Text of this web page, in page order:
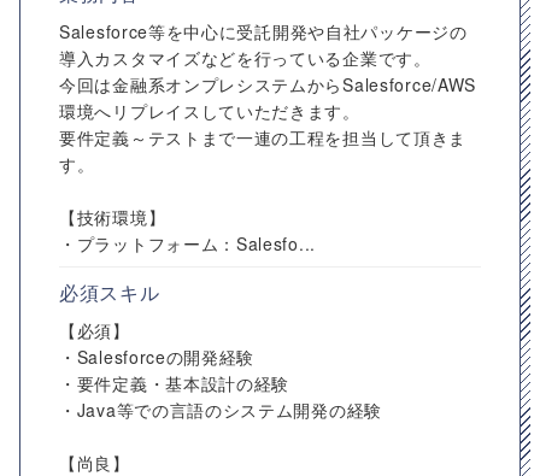
Salesforce等を中心に受託開発や自社パッケージの
導入カスタマイズなどを行っている企業です。
今回は金融系オンプレシステムからSalesforce/AWS
環境へリプレイスしていただきます。
要件定義～テストまで一連の工程を担当して頂きま
す。
【技術環境】
・プラットフォーム：Salesfo...
必須スキル
【必須】
・Salesforceの開発経験
・要件定義・基本設計の経験
・Java等での言語のシステム開発の経験
【尚良】